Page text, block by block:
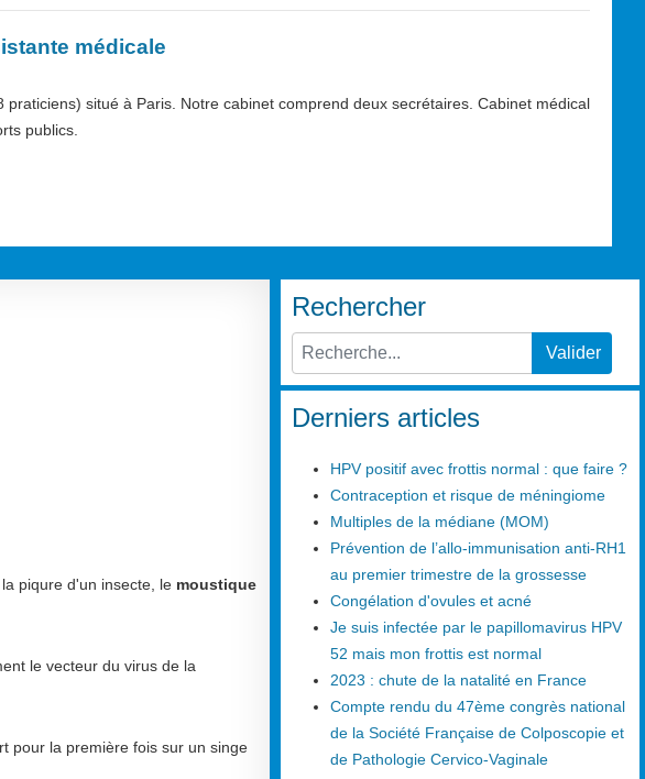
médicale
situé à Paris. Notre cabinet comprend deux secrétaires. Cabinet médical
publics.
piqure d'un insecte, le moustique
le vecteur du virus de la
pour la première fois sur un singe
Rechercher
Type 2 or more characters for results.
Valider
Derniers articles
HPV positif avec frottis normal : que faire ?
Contraception et risque de méningiome
Multiples de la médiane (MOM)
Prévention de l’allo-immunisation anti-RH1
au premier trimestre de la grossesse
Congélation d'ovules et acné
Je suis infectée par le papillomavirus HPV
52 mais mon frottis est normal
2023 : chute de la natalité en France
Compte rendu du 47ème congrès national
de la Société Française de Colposcopie et
de Pathologie Cervico-Vaginale